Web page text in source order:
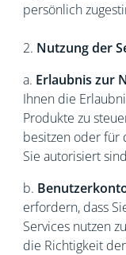
persönlich
2. Nutzung der
a. Erlaubnis zur
Ihnen die
Produkte zu
besitzen oder für
Sie autorisiert
b.
erfordern, dass
Services nutzen
die Richtigkeit